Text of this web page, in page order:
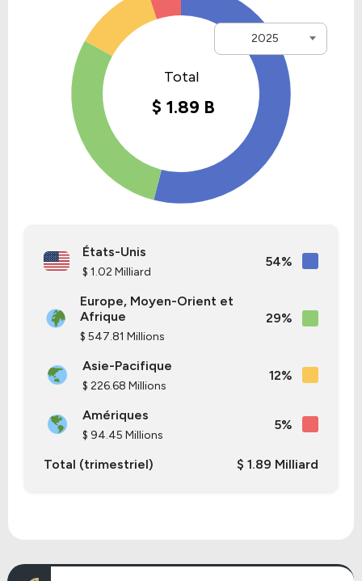
2025
États-Unis
$ 1.02 Milliard
54%
Europe, Moyen-Orient et
Afrique
$ 547.81 Millions
29%
Asie-Pacifique
$ 226.68 Millions
12%
Amériques
$ 94.45 Millions
5%
Total (trimestriel) $ 1.89 Milliard